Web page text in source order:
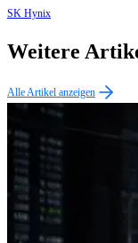
SK Hynix
Weitere
Alle Artikel anzeigen